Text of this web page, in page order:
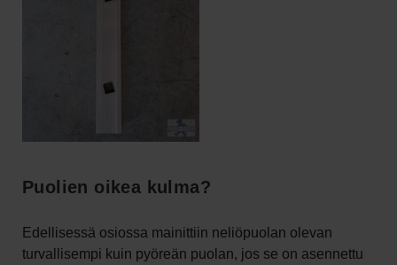
Puolien oikea kulma?
Edellisessä osiossa mainittiin neliöpuolan olevan
turvallisempi kuin pyöreän puolan, jos se on asennettu